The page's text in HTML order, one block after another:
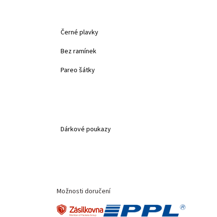
Černé plavky
Bez ramínek
Pareo šátky
Dárkové poukazy
Možnosti doručení